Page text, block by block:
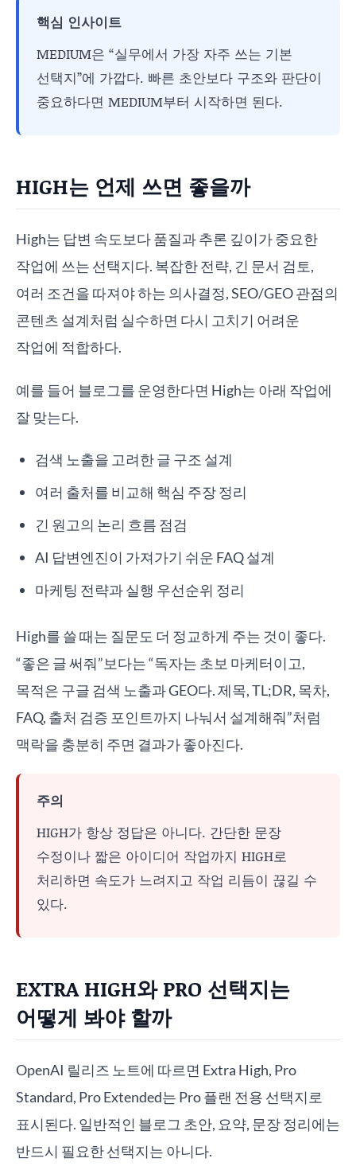
핵심 인사이트
MEDIUM은 “실무에서 가장 자주 쓰는 기본
선택지”에 가깝다. 빠른 초안보다 구조와 판단이
중요하다면 MEDIUM부터 시작하면 된다.
HIGH는 언제 쓰면 좋을까
High는 답변 속도보다 품질과 추론 깊이가 중요한
작업에 쓰는 선택지다. 복잡한 전략, 긴 문서 검토,
여러 조건을 따져야 하는 의사결정, SEO/GEO 관점의
콘텐츠 설계처럼 실수하면 다시 고치기 어려운
작업에 적합하다.
예를 들어 블로그를 운영한다면 High는 아래 작업에
잘 맞는다.
검색 노출을 고려한 글 구조 설계
여러 출처를 비교해 핵심 주장 정리
긴 원고의 논리 흐름 점검
AI 답변엔진이 가져가기 쉬운 FAQ 설계
마케팅 전략과 실행 우선순위 정리
High를 쓸 때는 질문도 더 정교하게 주는 것이 좋다.
“좋은 글 써줘”보다는 “독자는 초보 마케터이고,
목적은 구글 검색 노출과 GEO다. 제목, TL;DR, 목차,
FAQ, 출처 검증 포인트까지 나눠서 설계해줘”처럼
맥락을 충분히 주면 결과가 좋아진다.
주의
HIGH가 항상 정답은 아니다. 간단한 문장
수정이나 짧은 아이디어 작업까지 HIGH로
처리하면 속도가 느려지고 작업 리듬이 끊길 수
있다.
EXTRA HIGH와 PRO 선택지는
어떻게 봐야 할까
OpenAI 릴리즈 노트에 따르면 Extra High, Pro
Standard, Pro Extended는 Pro 플랜 전용 선택지로
표시된다. 일반적인 블로그 초안, 요약, 문장 정리에는
반드시 필요한 선택지는 아니다.